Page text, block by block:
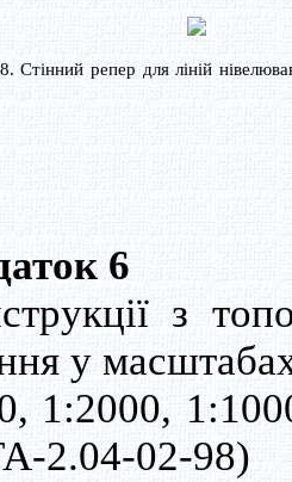
Стінний репер для ліній
6
з
у
1:2000,
2.04-02-98)